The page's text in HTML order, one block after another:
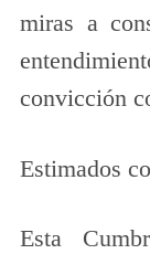
miras a
convicción
Estimados
Esta